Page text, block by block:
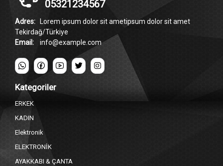
05321234567
Adres:
Lorem ipsum dolor sit ametipsum dolor sit amet
Tekirdağ/Türkiye
Email:
info@example.com
Kategoriler
ERKEK
KADIN
Elektronik
ELEKTRONİK
AYAKKABI & ÇANTA